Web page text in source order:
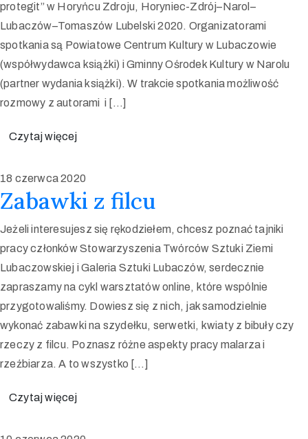
protegit” w Horyńcu Zdroju, Horyniec-Zdrój–Narol–
Lubaczów–Tomaszów Lubelski 2020. Organizatorami
spotkania są Powiatowe Centrum Kultury w Lubaczowie
(współwydawca książki) i Gminny Ośrodek Kultury w Narolu
(partner wydania książki). W trakcie spotkania możliwość
rozmowy z autorami i […]
Czytaj więcej
18 czerwca 2020
Zabawki z filcu
Jeżeli interesujesz się rękodziełem, chcesz poznać tajniki
pracy członków Stowarzyszenia Twórców Sztuki Ziemi
Lubaczowskiej i Galeria Sztuki Lubaczów, serdecznie
zapraszamy na cykl warsztatów online, które wspólnie
przygotowaliśmy. Dowiesz się z nich, jak samodzielnie
wykonać zabawki na szydełku, serwetki, kwiaty z bibuły czy
rzeczy z filcu. Poznasz różne aspekty pracy malarza i
rzeźbiarza. A to wszystko […]
Czytaj więcej